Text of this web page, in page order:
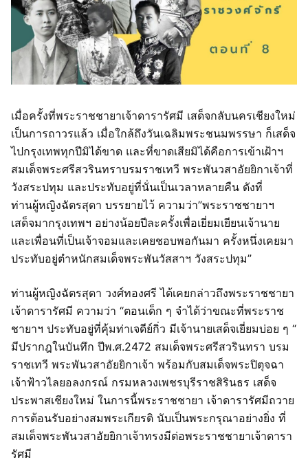
เมื่อครั้งที่พระราชชายาเจ้าดารารัศมี เสด็จกลับนครเชียงใหม่
เป็นการถาวรแล้ว เมื่อใกล้ถึงวันเฉลิมพระชนมพรรษา ก็เสด็จ
ไปกรุงเทพทุกปีมิได้ขาด และที่ขาดเสียมิได้คือการเข้าเฝ้าฯ
สมเด็จพระศรีสวรินทราบรมราชเทวี พระพันวสาอัยยิกาเจ้าที่
วังสระปทุม และประทับอยู่ที่นั่นเป็นเวลาหลายคืน ดังที่
ท่านผู้หญิงฉัตรสุดา บรรยายไว้ ความว่า”พระราชชายาฯ
เสด็จมากรุงเทพฯ อย่างน้อยปีละครั้งเพื่อเยี่ยมเยียนเจ้านาย
และเพื่อนที่เป็นเจ้าจอมและเคยชอบพอกันมา ครั้งหนึ่งเคยมา
ประทับอยู่ตำหนักสมเด็จพระพันวัสสาฯ วังสระปทุม”
ท่านผู้หญิงฉัตรสุดา วงศ์ทองศรี ได้เคยกล่าวถึงพระราชชายา
เจ้าดารารัศมี ความว่า “ตอนเด็ก ๆ จำได้ว่าขณะที่พระราช
ชายาฯ ประทับอยู่ที่คุ้มท่าเจดีย์กิ่ว มีเจ้านายเสด็จเยี่ยมบ่อย ๆ “
มีปรากฎในบันทึก ปีพ.ศ.2472 สมเด็จพระศรีสวรินทรา บรม
ราชเทวี พระพันวสาอัยยิกาเจ้า พร้อมกับสมเด็จพระปิตุจฉา
เจ้าฟ้าวไลยอลงกรณ์ กรมหลวงเพชรบุรีราชสิรินธร เสด็จ
ประพาสเชียงใหม่ ในการนี้พระราชชายา เจ้าดารารัศมีถวาย
การต้อนรับอย่างสมพระเกียรติ นับเป็นพระกรุณาอย่างยิ่ง ที่
สมเด็จพระพันวสาอัยยิกาเจ้าทรงมีต่อพระราชชายาเจ้าดารา
รัศมี